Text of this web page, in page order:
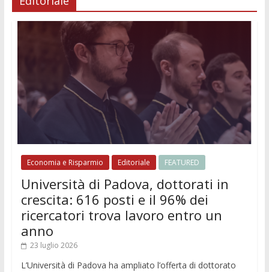
Economia e Risparmio Editoriale FEATURED
Università di Padova, dottorati in
crescita: 616 posti e il 96% dei
ricercatori trova lavoro entro un
anno
23 luglio 2026
L’Università di Padova ha ampliato l’offerta di dottorato